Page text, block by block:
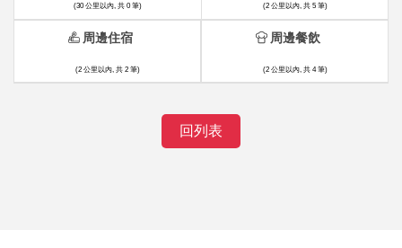
(30 公里以內, 共 0 筆) (2 公里以內, 共 5 筆)
周邊住宿
(2 公里以內, 共 2 筆)
周邊餐飲
(2 公里以內, 共 4 筆)
回列表